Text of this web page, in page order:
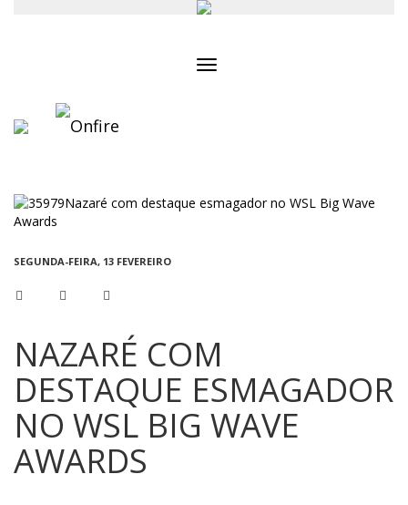
SEGUNDA-FEIRA, 13 FEVEREIRO
NAZARÉ COM
DESTAQUE ESMAGADOR
NO WSL BIG WAVE
AWARDS